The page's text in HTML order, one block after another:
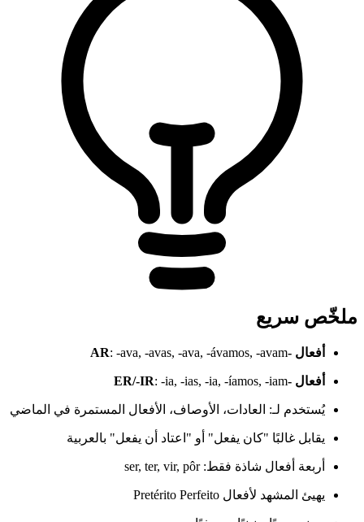
ملخّص سريع
أفعال -AR: -ava, -avas, -ava, -ávamos, -avam
أفعال -ER/-IR: -ia, -ias, -ia, -íamos, -iam
يُستخدم لـ: العادات، الأوصاف، الأفعال المستمرة في الماضي
يقابل غالبًا "كان يفعل" أو "اعتاد أن يفعل" بالعربية
أربعة أفعال شاذة فقط: ser, ter, vir, pôr
يهيئ المشهد لأفعال Pretérito Perfeito